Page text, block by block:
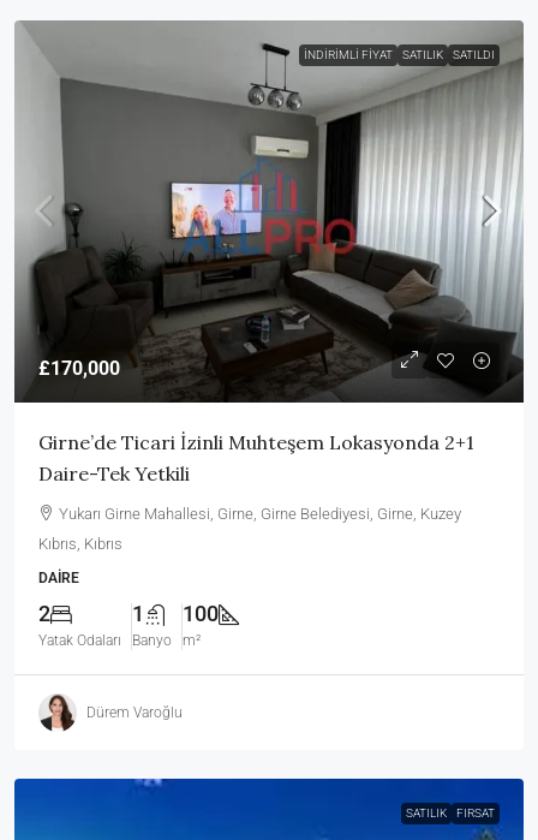
İNDIRIMLI FIYAT SATILIK SATILDI
£170,000
Girne’de Ticari İzinli Muhteşem Lokasyonda 2+1
Daire-Tek Yetkili
Yukarı Girne Mahallesi, Girne, Girne Belediyesi, Girne, Kuzey
Kıbrıs, Kıbrıs
DAIRE
2
Yatak Odaları
1
Banyo
100
m²
Dürem Varoğlu
SATILIK FIRSAT